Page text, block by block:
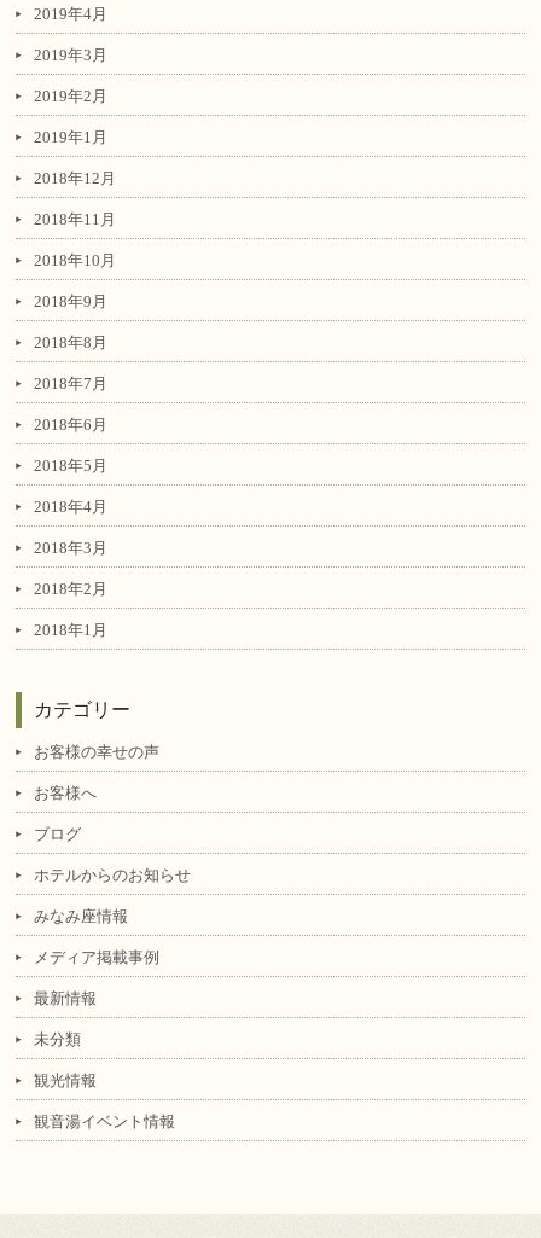
2019年4月
2019年3月
2019年2月
2019年1月
2018年12月
2018年11月
2018年10月
2018年9月
2018年8月
2018年7月
2018年6月
2018年5月
2018年4月
2018年3月
2018年2月
2018年1月
カテゴリー
お客様の幸せの声
お客様へ
ブログ
ホテルからのお知らせ
みなみ座情報
メディア掲載事例
最新情報
未分類
観光情報
観音湯イベント情報